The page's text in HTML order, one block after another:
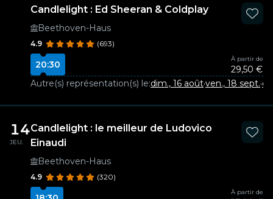
Candlelight : Ed Sheeran & Coldplay
Beethoven-Haus
4.9 (693)
20:30
À partir de
29,50 €
Autre(s) représentation(s) le:dim., 16 août·ven., 18 sept.·
14
JEU.
Candlelight : le meilleur de Ludovico
Einaudi
Beethoven-Haus
4.9 (320)
À partir de